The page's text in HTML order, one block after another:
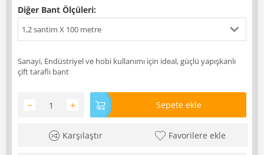
Diğer Bant Ölçüleri:
1,2 santim X 100 metre
Sanayi, Endüstriyel ve hobi kullanımı için ideal, güçlü yapışkanlı
çift taraflı bant
+
− Sepete ekle
Karşılaştır Favorilere ekle